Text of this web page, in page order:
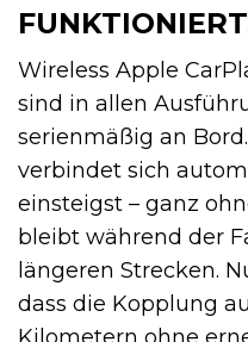
Wireless Apple
sind in allen
serienmäßig an
verbindet sich
einsteigst – ganz
bleibt während der
längeren Strecken.
dass die Kopplung
Kilometern ohne